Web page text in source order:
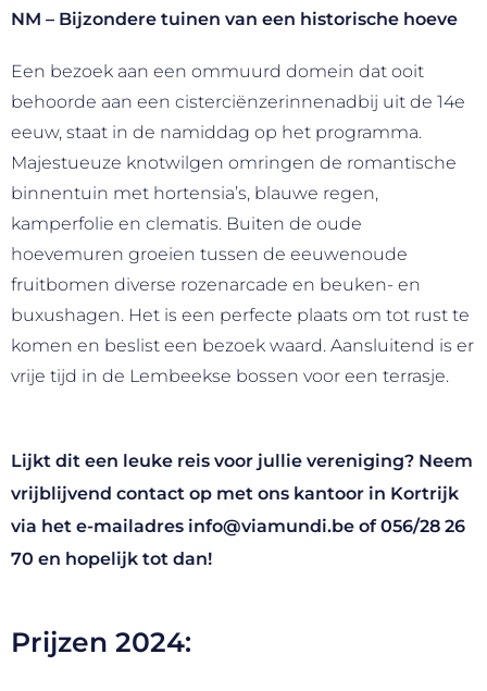
NM – Bijzondere tuinen van een historische hoeve
Een bezoek aan een ommuurd domein dat ooit
behoorde aan een cisterciënzerinnenadbij uit de 14e
eeuw, staat in de namiddag op het programma.
Majestueuze knotwilgen omringen de romantische
binnentuin met hortensia’s, blauwe regen,
kamperfolie en clematis. Buiten de oude
hoevemuren groeien tussen de eeuwenoude
fruitbomen diverse rozenarcade en beuken- en
buxushagen. Het is een perfecte plaats om tot rust te
komen en beslist een bezoek waard. Aansluitend is er
vrije tijd in de Lembeekse bossen voor een terrasje.
Lijkt dit een leuke reis voor jullie vereniging? Neem
vrijblijvend contact op met ons kantoor in Kortrijk
via het e-mailadres info@viamundi.be of056/28 26
70 en hopelijk tot dan!
Prijzen 2024: